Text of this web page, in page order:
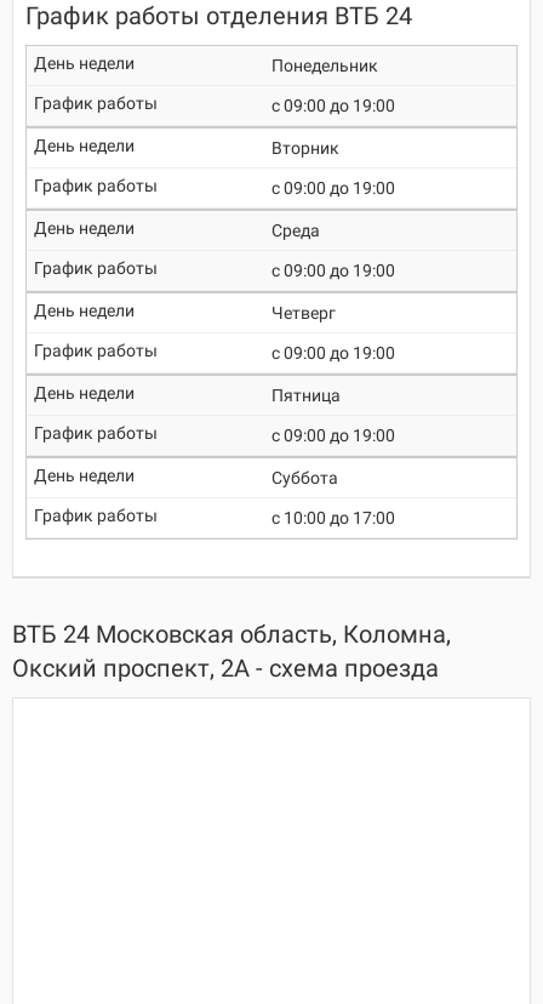
График работы отделения ВТБ 24
Понедельник
c 09:00 до 19:00
Вторник
c 09:00 до 19:00
Среда
c 09:00 до 19:00
Четверг
c 09:00 до 19:00
Пятница
c 09:00 до 19:00
Суббота
c 10:00 до 17:00
ВТБ 24 Московская область, Коломна,
Окский проспект, 2А - схема проезда